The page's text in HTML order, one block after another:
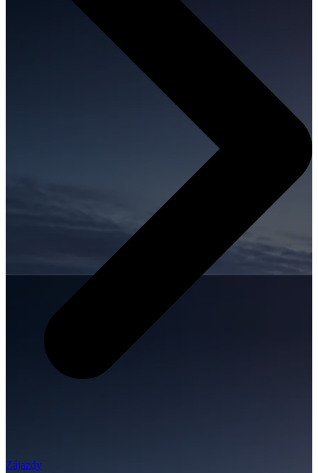
Zájazdy